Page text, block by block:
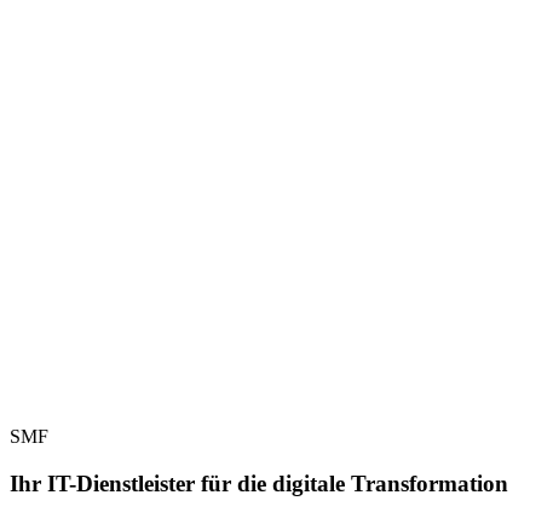
SMF
Ihr IT-Dienstleister für die digitale Transformation